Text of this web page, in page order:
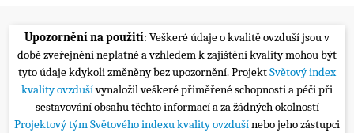
Upozornění na použití: Veškeré údaje o kvalitě ovzduší jsou v
době zveřejnění neplatné a vzhledem k zajištění kvality mohou být
tyto údaje kdykoli změněny bez upozornění. ProjektSvětový index
kvality ovzdušívynaložil veškeré přiměřené schopnosti a péči při
sestavování obsahu těchto informací a za žádných okolností
Projektový tým Světového indexu kvality ovzdušínebo jeho zástupci